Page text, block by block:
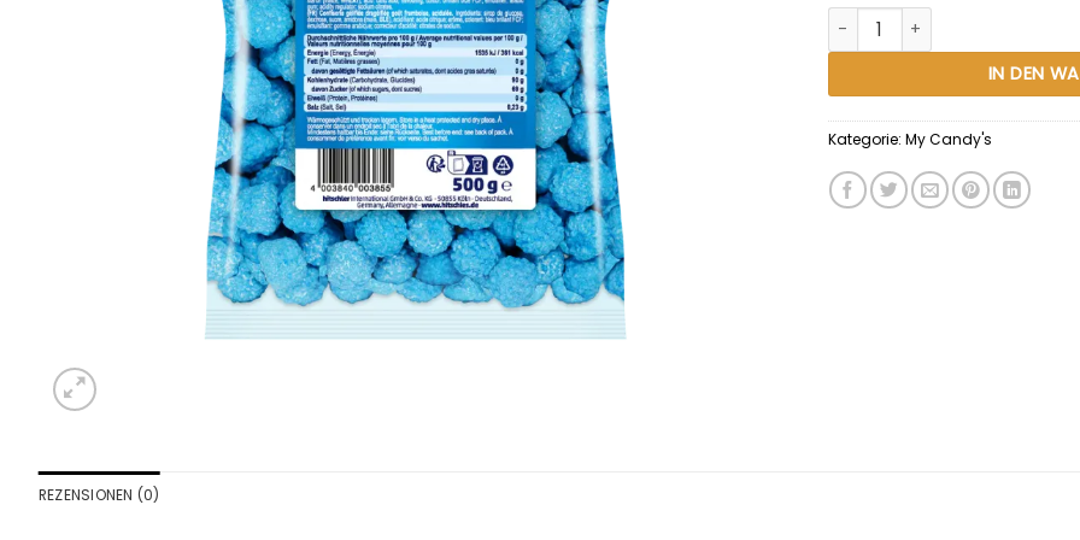
Saure Drachenzungen brizzl
IN DEN
Alternative:
Kategorie: My Candy's
REZENSIONEN (0)